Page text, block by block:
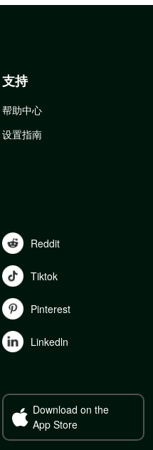
支持
帮助中心
设置指南
Reddit
Tiktok
Pinterest
Linkedln
Download on the
App Store